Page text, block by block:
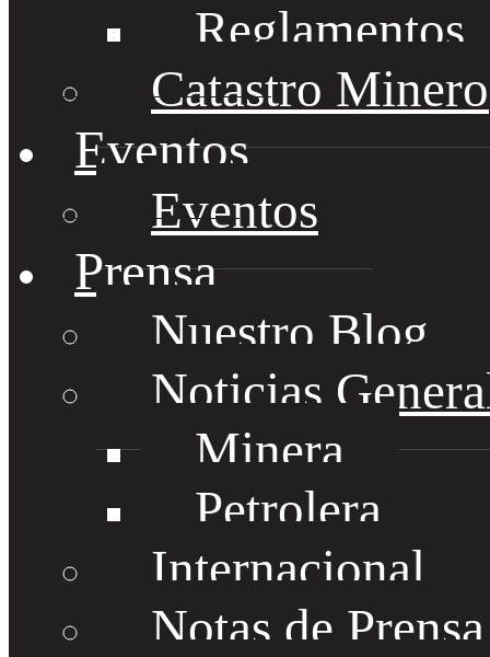
Reglamentos
Catastro Minero
Eventos
Eventos
Prensa
Nuestro Blog
Noticias
Minera
Petrolera
Internacional
Notas de